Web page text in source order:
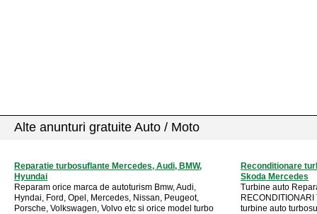
Alte anunturi gratuite Auto / Moto
Reparatie turbosuflante Mercedes, Audi, BMW,
Hyundai
Reparam orice marca de autoturism Bmw, Audi,
Hyndai, Ford, Opel, Mercedes, Nissan, Peugeot,
Porsche, Volkswagen, Volvo etc si orice model turbo
Reconditionare
Skoda Mercedes
Turbine auto
turbine auto